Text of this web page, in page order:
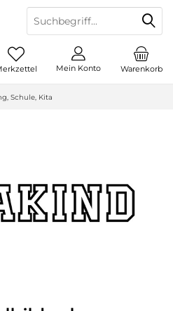
Warenkorb
Mein Konto
Schule, Kita